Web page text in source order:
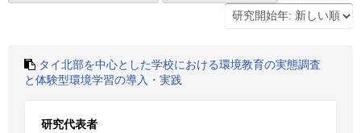
タイ北部を中心とした学校における環境教育の実態調査
と体験型環境学習の導入・実践
研究代表者